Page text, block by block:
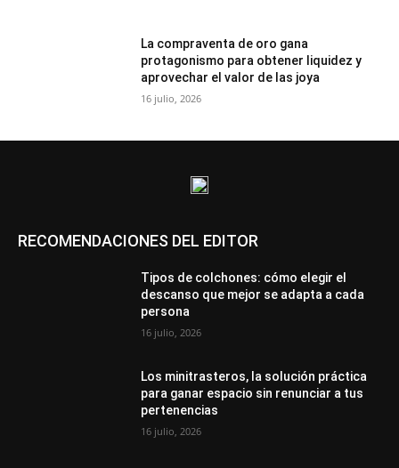
La compraventa de oro gana
protagonismo para obtener liquidez y
aprovechar el valor de las joya
16 julio, 2026
RECOMENDACIONES DEL EDITOR
Tipos de colchones: cómo elegir el
descanso que mejor se adapta a cada
persona
16 julio, 2026
Los minitrasteros, la solución práctica
para ganar espacio sin renunciar a tus
pertenencias
16 julio, 2026